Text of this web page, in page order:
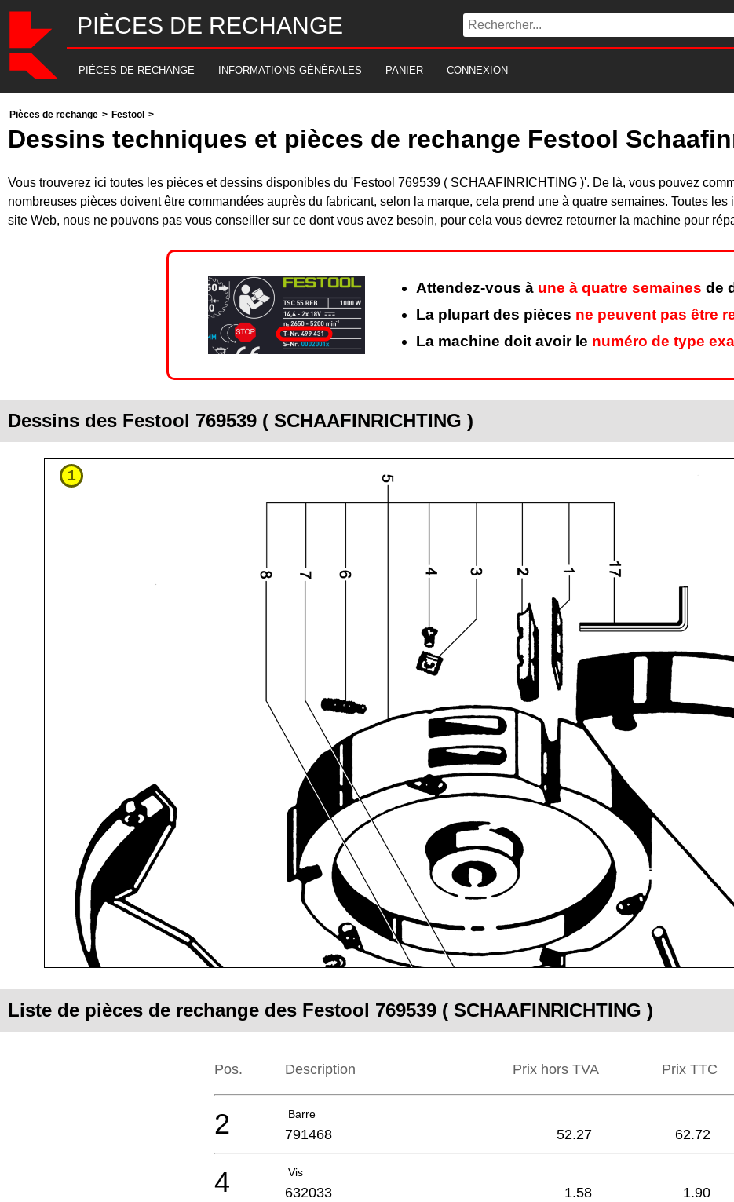
PIÈCES DE RECHANGE
PIÈCES DE RECHANGE INFORMATIONS GÉNÉRALES PANIER CONNEXION
Pièces de rechange > Festool >
Dessins techniques et pièces de rechange Festool
Vous trouverez ici toutes les pièces et dessins disponibles du 'Festool 769539 ( SCHAAFINRICHTING )'. De là, vous pouvez
nombreuses pièces doivent être commandées auprès du fabricant, selon la marque, cela prend une à quatre semaines. Toutes
site Web, nous ne pouvons pas vous conseiller sur ce dont vous avez besoin, pour cela vous devrez retourner la machine pour
Attendez-vous à une à quatre semaines de
La plupart des pièces ne peuvent pas être
La machine doit avoir le numéro de type
Dessins des Festool 769539 ( SCHAAFINRICHTING )
1
Liste de pièces de rechange des Festool 769539 ( SCHAAFINRICHTING )
Pos. Description Prix hors TVA Prix ​​TTC
Barre
2 791468 52.27 62.72
Vis
4 632033 1.58 1.90